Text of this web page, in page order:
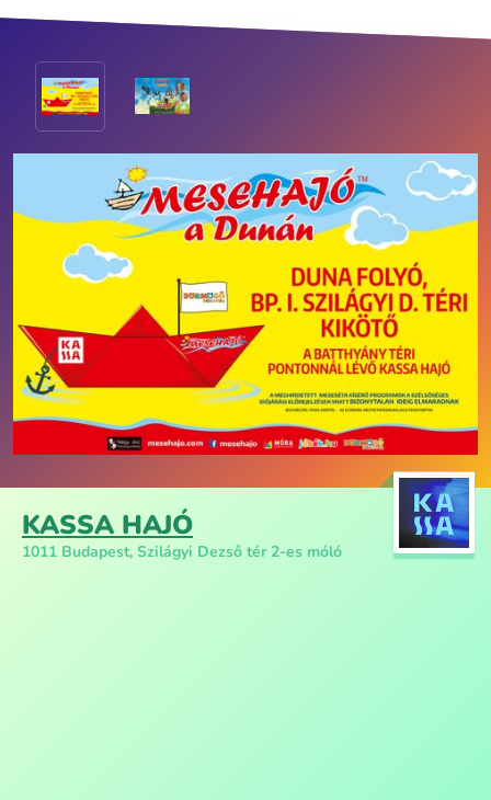
KASSA HAJÓ
1011 Budapest, Szilágyi Dezső tér 2-es móló